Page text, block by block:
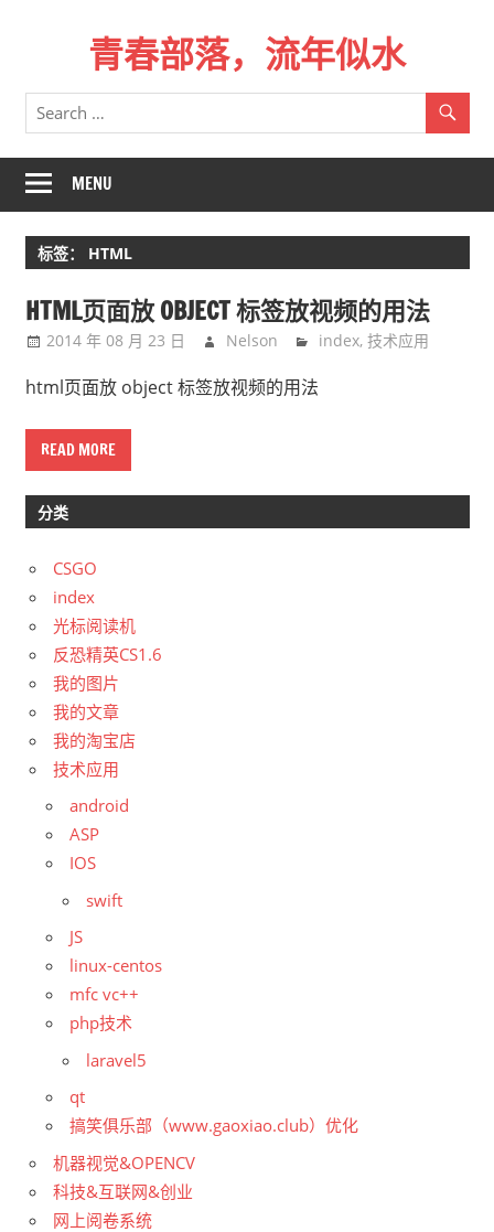
青春部落，流年似水
青
春
一
场
远
行，
记
不
起
时
路。
MENU
标签： HTML
HTML页面放 OBJECT 标签放视频的用法
2014 年 08 月 23 日 Nelson index,技术应用
html页面放 object 标签放视频的用法
READ MORE
分类
CSGO
index
光标阅读机
反恐精英CS1.6
我的图片
我的文章
我的淘宝店
技术应用
android
ASP
IOS
swift
JS
linux-centos
mfc vc++
php技术
laravel5
qt
搞笑俱乐部（www.gaoxiao.club）优化
机器视觉&OPENCV
科技&互联网&创业
网上阅卷系统